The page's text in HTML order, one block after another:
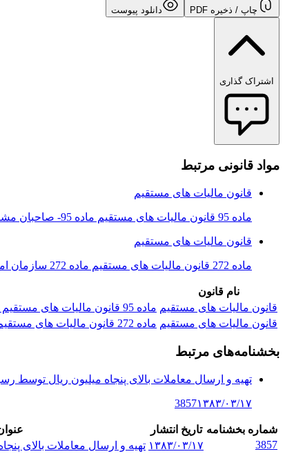
چاپ / ذخیره PDF دانلود پیوست
اشتراک گذاری
مواد قانونی مرتبط
قانون مالیات های مستقیم
ماده 95 قانون مالیات های مستقیم ماده 95- صاحبان مشاغل موضوع این فصل موظفند دفاتر و یا اسناد و مدارک حسب مورد را که با رعایت اصول و...
قانون مالیات های مستقیم
ماده 272 قانون مالیات های مستقیم ماده 272 سازمان امور مالیاتی کشور مکلف است تا پایان دی‌ ماه هر سال نسبت به اعلام آن گروه یا گروهه...
نام قانون
قانون مالیات های مستقیم ماده 95 قانون مالیات های مستقیم ماده 95- صاحبان مشاغل موضوع این فصل موظفند دفاتر و یا اسناد و مدارک حسب مورد را که با رعایت اصول و...
قانون مالیات های مستقیم ماده 272 قانون مالیات های مستقیم ماده 272 سازمان امور مالیاتی کشور مکلف است تا پایان دی‌ ماه هر سال نسبت به اعلام آن گروه یا گروهه...
بخشنامه‌های مرتبط
تهیه و ارسال معاملات بالای پنجاه میلیون ریال توسط
3857۱۳۸۳/۰۳/۱۷
شماره بخشنامه تاریخ انتشار
3857
۱۳۸۳/۰۳/۱۷ تهیه و ارسال معاملات بالای